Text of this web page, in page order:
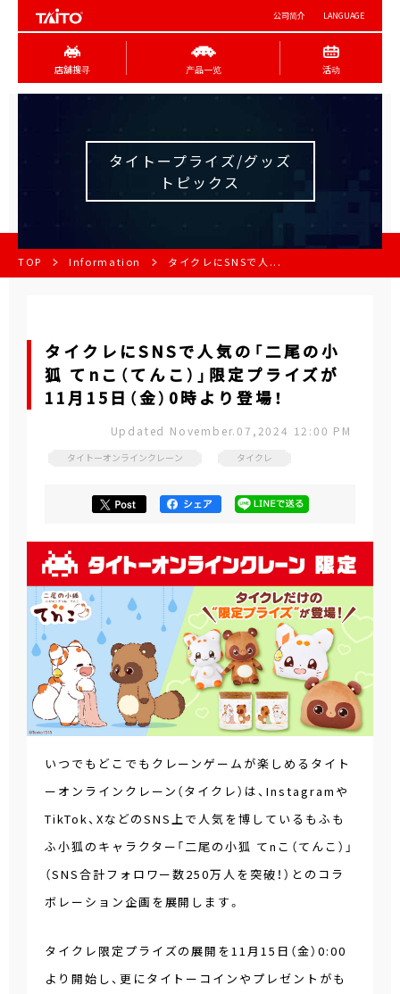
公司简介 LANGUAGE
店舖搜寻 产品一览 活动
タイトープライズ/グッズ
トピックス
TOP Information タイクレにSNSで人...
タイクレにSNSで人気の「二尾の小
狐 てnこ（てんこ）」限定プライズが
11月15日（金）0時より登場！
Updated November.07,2024 12:00 PM
タイトーオンラインクレーン タイクレ
いつでもどこでもクレーンゲームが楽しめるタイト
ーオンラインクレーン（タイクレ）は、Instagramや
TikTok、XなどのSNS上で人気を博しているもふも
ふ小狐のキャラクター「二尾の小狐 てnこ（てんこ）」
（SNS合計フォロワー数250万人を突破！）とのコラ
ボレーション企画を展開します。
タイクレ限定プライズの展開を11月15日（金）0:00
より開始し、更にタイトーコインやプレゼントがも